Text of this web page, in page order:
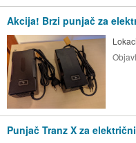
Akcija! Brzi punjač za
Punjač Tranz X za